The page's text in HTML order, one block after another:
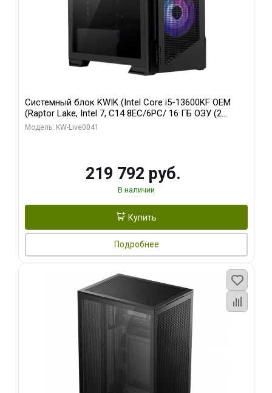
Системный блок KWIK (Intel Core i5-13600KF OEM
(Raptor Lake, Intel 7, C14 8EC/6PC/ 16 ГБ ОЗУ (2
модуля)/ Palit RTX5080 GAMINGPRO OC 16GB GDDR7
Модель: KW-Live0041
219 792 руб.
В наличии
Купить
Подробнее